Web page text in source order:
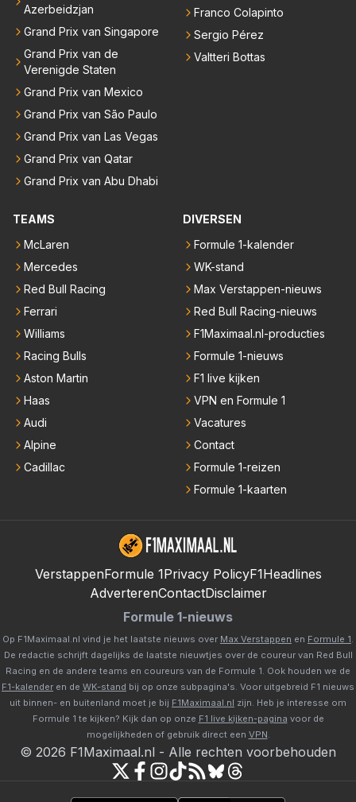
Azerbeidzjan
Grand Prix van Singapore
Grand Prix van de
Verenigde Staten
Grand Prix van Mexico
Grand Prix van São Paulo
Grand Prix van Las Vegas
Grand Prix van Qatar
Grand Prix van Abu Dhabi
Franco Colapinto
Sergio Pérez
Valtteri Bottas
TEAMS
McLaren
Mercedes
Red Bull Racing
Ferrari
Williams
Racing Bulls
Aston Martin
Haas
Audi
Alpine
Cadillac
DIVERSEN
Formule 1-kalender
WK-stand
Max Verstappen-nieuws
Red Bull Racing-nieuws
F1Maximaal.nl-producties
Formule 1-nieuws
F1 live kijken
VPN en Formule 1
Vacatures
Contact
Formule 1-reizen
Formule 1-kaarten
VerstappenFormule 1Privacy PolicyF1Headlines
AdverterenContactDisclaimer
Formule 1-nieuws
Op F1Maximaal.nl vind je het laatste nieuws over Max Verstappen en Formule 1.
De redactie schrijft dagelijks de laatste nieuwtjes over de coureur van Red Bull
Racing en de andere teams en coureurs van de Formule 1. Ook houden we de
F1-kalender en de WK-stand bij op onze subpagina's. Voor uitgebreid F1 nieuws
uit binnen- en buitenland moet je bij F1Maximaal.nl zijn. Heb je interesse om
Formule 1 te kijken? Kijk dan op onze F1 live kijken-pagina voor de
mogelijkheden of gebruik direct een VPN.
© 2026 F1Maximaal.nl - Alle rechten voorbehouden